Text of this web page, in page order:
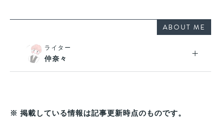
ABOUT ME
ライター
仲奈々
※ 掲載している情報は記事更新時点のものです。